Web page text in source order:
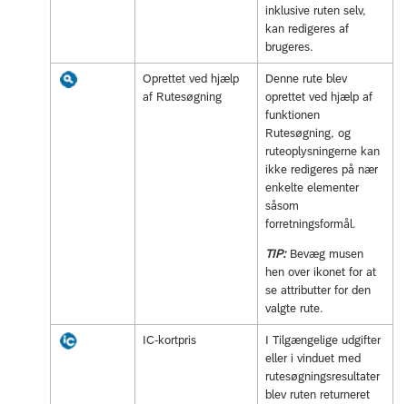
inklusive ruten selv,
kan redigeres af
brugeres.
Oprettet ved hjælp
af Rutesøgning
Denne rute blev
oprettet ved hjælp af
funktionen
Rutesøgning, og
ruteoplysningerne kan
ikke redigeres på nær
enkelte elementer
såsom
forretningsformål.
TIP:Bevæg musen
hen over ikonet for at
se attributter for den
valgte rute.
IC-kortpris
I Tilgængelige udgifter
eller i vinduet med
rutesøgningsresultater
blev ruten returneret